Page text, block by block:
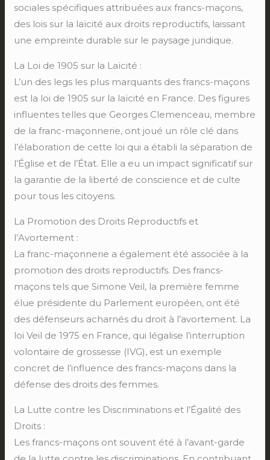
sociales spécifiques attribuées aux francs-maçons,
des lois sur la laïcité aux droits reproductifs, laissant
une empreinte durable sur le paysage juridique.
La Loi de 1905 sur la Laïcité :
L’un des legs les plus marquants des francs-maçons
est la loi de 1905 sur la laïcité en France. Des figures
influentes telles que Georges Clemenceau, membre
de la franc-maçonnerie, ont joué un rôle clé dans
l’élaboration de cette loi qui a établi la séparation de
l’Église et de l’État. Elle a eu un impact significatif sur
la garantie de la liberté de conscience et de culte
pour tous les citoyens.
La Promotion des Droits Reproductifs et
l’Avortement :
La franc-maçonnerie a également été associée à la
promotion des droits reproductifs. Des francs-
maçons tels que Simone Veil, la première femme
élue présidente du Parlement européen, ont été
des défenseurs acharnés du droit à l’avortement. La
loi Veil de 1975 en France, qui légalise l’interruption
volontaire de grossesse (IVG), est un exemple
concret de l’influence des francs-maçons dans la
défense des droits des femmes.
La Lutte contre les Discriminations et l’Égalité des
Droits :
Les francs-maçons ont souvent été à l’avant-garde